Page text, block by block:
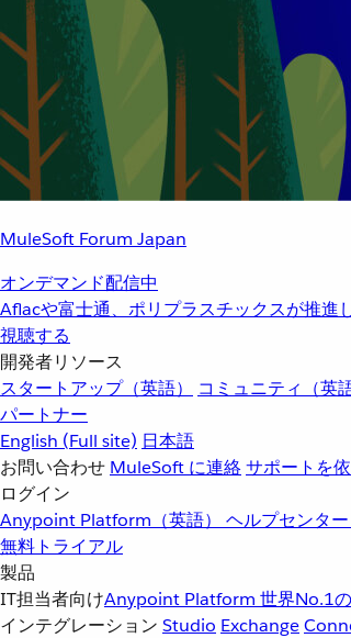
MuleSoft Forum Japan
オンデマンド配信中
Aflacや富士通、ポリプラスチックスが推進
視聴する
開発者リソース
スタートアップ（英語）
コミュニティ（英語
パートナー
English (Full site) 日本語
お問い合わせ MuleSoft に連絡サポートを
ログイン
Anypoint Platform（英語） ヘルプセンター
無料トライアル
製品
IT担当者向けAnypoint Platform 世界No.1
インテグレーション Studio Exchange